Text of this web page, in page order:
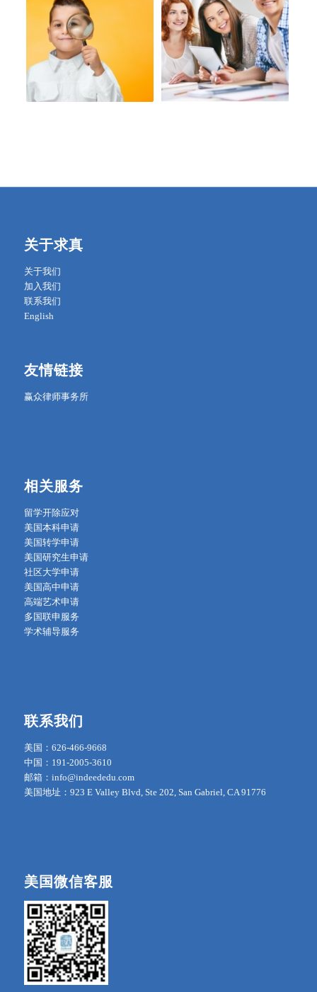
关于求真
关于我们
加入我们
联系我们
English
友情链接
赢众律师事务所
相关服务
留学开除应对
美国本科申请
美国转学申请
美国研究生申请
社区大学申请
美国高中申请
高端艺术申请
多国联申服务
学术辅导服务
联系我们
美国：626-466-9668
中国：191-2005-3610
邮箱：info@indeededu.com
美国地址：923 E Valley Blvd, Ste 202, San Gabriel, CA 91776
美国微信客服